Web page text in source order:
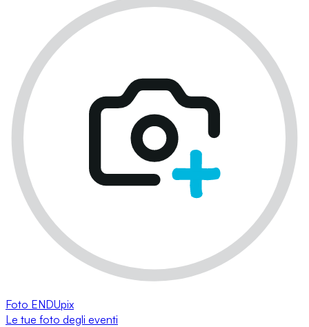
Foto ENDUpix
Le tue foto degli eventi